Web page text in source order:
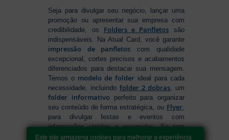
Seja para divulgar seu negócio, lançar uma
promoção ou apresentar sua empresa com
credibilidade, os Folders e Panfletos são
indispensáveis. Na Atual Card, você garante
impressão de panfletos com qualidade
excepcional, cortes precisos e acabamentos
diferenciados para destacar sua mensagem.
Temos o modelo de folder ideal para cada
necessidade, incluindofolder 2 dobras, um
folder informativo perfeito para organizar
seu conteúdo de forma estratégica, ou Flyer
para divulgar festas e eventos com
informações rápidas e resumidas. Se tem
dúvidas sobrecomo fazer folders, conte
Este site armazena cookies para melhorar a experiência